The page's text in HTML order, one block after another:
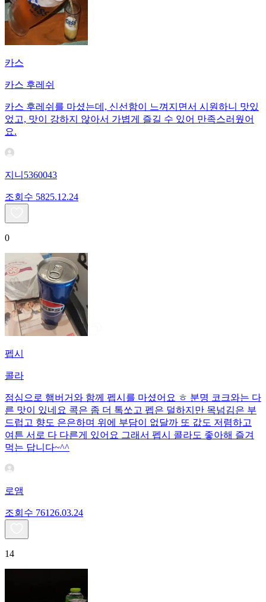
카스
카스 후레쉬
카스 후레쉬를 마셨는데, 신선함이 느껴지면서 시원하니 맛있
었고, 맛이 강하지 않아서 가볍게 즐길 수 있어 만족스러웠어
요.
지니5360043
조회수 5825.12.24
0
펩시
콜라
점심으로 햄버거와 함께 펩시를 마셨어요 ㅎ 분명 코크와는 다
른 맛이 있네요 콕은 좀 더 톡쏘고 펩은 덜하지만 목넘김은 부
드럽고 향도 은은하며 위에 부담이 없달까 또 값도 저렴하고
여튼 서로 다 다른게 있어요 그래서 펩시 콜라도 좋아해 즐겨
먹는 답니다~^^
로앰
조회수 761 26.03.24
14